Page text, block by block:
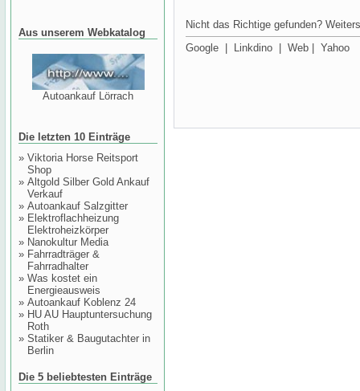
Aus unserem Webkatalog
Autoankauf Lörrach
Die letzten 10 Einträge
» Viktoria Horse Reitsport
Shop
» Altgold Silber Gold Ankauf
Verkauf
» Autoankauf Salzgitter
» Elektroflachheizung
Elektroheizkörper
» Nanokultur Media
» Fahrradträger &
Fahrradhalter
» Was kostet ein
Energieausweis
» Autoankauf Koblenz 24
» HU AU Hauptuntersuchung
Roth
» Statiker & Baugutachter in
Berlin
Die 5 beliebtesten Einträge
Nicht das Richtige gefunden?
Google
Linkdino Web Yahoo